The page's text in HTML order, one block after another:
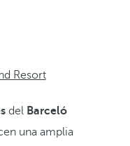
Resort
del Barceló
una amplia